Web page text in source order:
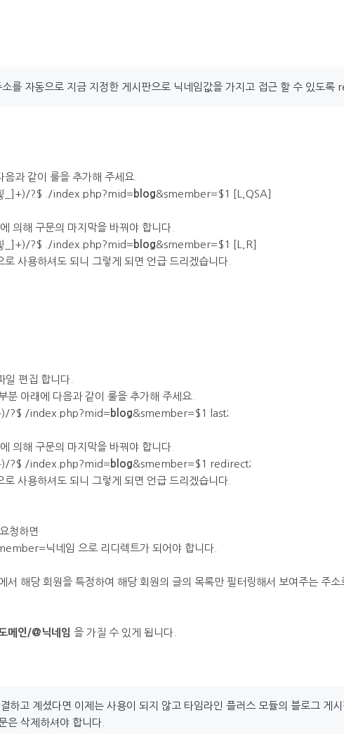
를 자동으로 지금 지정한 게시판으로 닉네임값을 가지고 접근 할 수 있도록
과 같이 룰을 추가해 주세요.
_]+)/?$ ./index.php?mid= blog&smember=$1 [L,QSA]
의해 구문의 마지막을 바꿔야 합니다.
_]+)/?$ ./index.php?mid= blog&smember=$1 [L,R]
사용하셔도 되니 그렇게 되면 언급 드리겠습니다.
편집 합니다.
아래에 다음과 같이 룰을 추가해 주세요.
?$ /index.php?mid=blog&smember=$1 last;
의해 구문의 마지막을 바꿔야 합니다.
?$ /index.php?mid=blog&smember=$1 redirect;
사용하셔도 되니 그렇게 되면 언급 드리겠습니다.
청하면
닉네임 으로 리디렉트가 되어야 합니다.
서 해당 회원을 특정하여 해당 회원의 글의 목록만 필터링해서 보여주는 주소
메인/@닉네임 을 가질 수 있게 됩니다.
하고 계셨다면 이제는 사용이 되지 않고 타임라인 플러스 모듈의 블로그 게
은 삭제하셔야 합니다.